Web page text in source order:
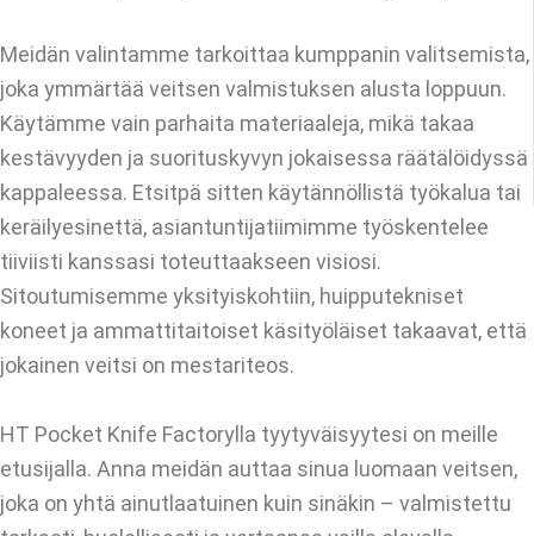
Meidän valintamme tarkoittaa kumppanin valitsemista,
joka ymmärtää veitsen valmistuksen alusta loppuun.
Käytämme vain parhaita materiaaleja, mikä takaa
kestävyyden ja suorituskyvyn jokaisessa räätälöidyssä
kappaleessa. Etsitpä sitten käytännöllistä työkalua tai
keräilyesinettä, asiantuntijatiimimme työskentelee
tiiviisti kanssasi toteuttaakseen visiosi.
Sitoutumisemme yksityiskohtiin, huipputekniset
koneet ja ammattitaitoiset käsityöläiset takaavat, että
jokainen veitsi on mestariteos.
HT Pocket Knife Factorylla tyytyväisyytesi on meille
etusijalla. Anna meidän auttaa sinua luomaan veitsen,
joka on yhtä ainutlaatuinen kuin sinäkin – valmistettu